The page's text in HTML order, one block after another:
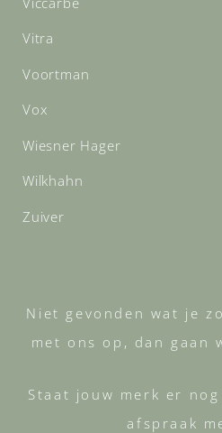
Vitra
Voortman
Vox
Wiesner Hager
Wilkhahn
Zuiver
Niet gevonden wat je
met ons op, dan gaan
Staat jouw merk er
afspraak